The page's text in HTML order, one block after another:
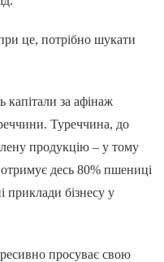
це, потрібно шукати
за афінаж
Туреччина, до
продукцію – у тому
десь 80% пшениці
приклади бізнесу у
просуває свою